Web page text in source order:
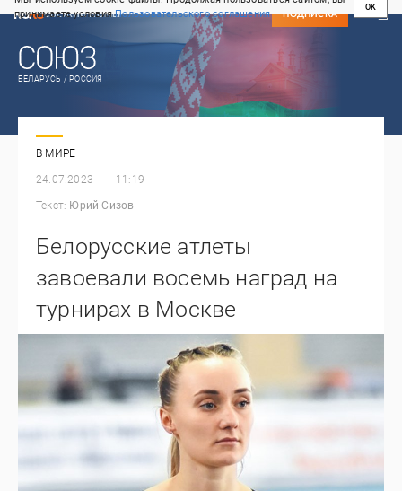
принимаете условияПользовательского соглашения
OK
СВЕЖИЙ НОМЕР
ПОДПИСКА
БЕЛАРУСЬ / РОССИЯ
В МИРЕ
24.07.2023 11:19
Текст: Юрий Сизов
Белорусские атлеты
завоевали восемь наград на
турнирах в Москве